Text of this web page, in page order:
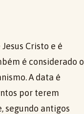
Cristo e é
é considerado o
A data é
por terem
segundo antigos